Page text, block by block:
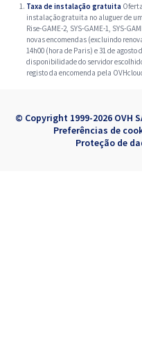
Taxa de instalação gratuita
instalação gratuita no aluguer de
Rise-GAME-2, SYS-GAME-1, SYS-
novas encomendas (excluindo
14h00 (hora de Paris) e 31 de agosto
disponibilidade do servidor
registo da encomenda pela
© Copyright 1999-2026 OVH
Preferências de
Proteção de